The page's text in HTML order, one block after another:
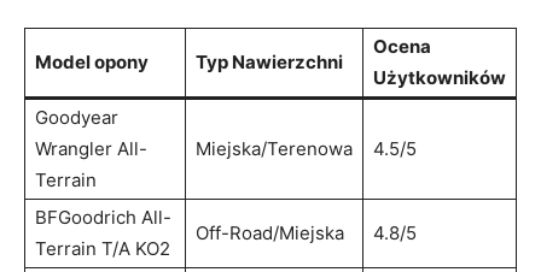
Model opony Typ Nawierzchni
Ocena
Użytkowników
Goodyear
‌Wrangler All-
Terrain
Miejska/Terenowa 4.5/5
BFGoodrich‌ All-
Terrain T/A KO2
Off-Road/Miejska 4.8/5